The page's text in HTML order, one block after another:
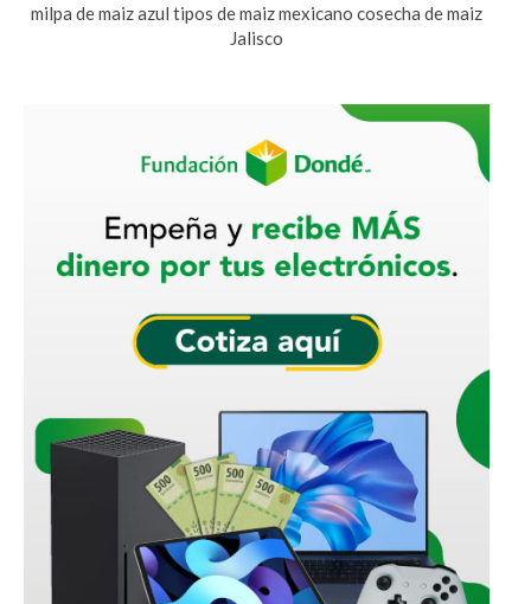
milpa de maiz azul tipos de maiz mexicano cosecha de maiz
Jalisco